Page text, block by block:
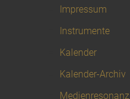
Impressum
Instrumente
Kalender
Kalender-Archiv
Medienresonanz